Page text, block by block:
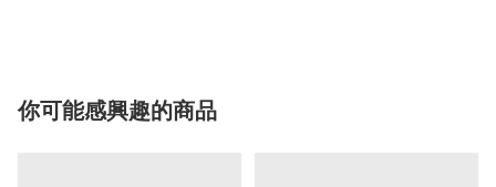
你可能感興趣的商品